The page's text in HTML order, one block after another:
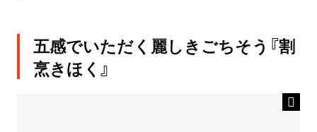
五感でいただく麗しきごちそう『割
烹きほく』